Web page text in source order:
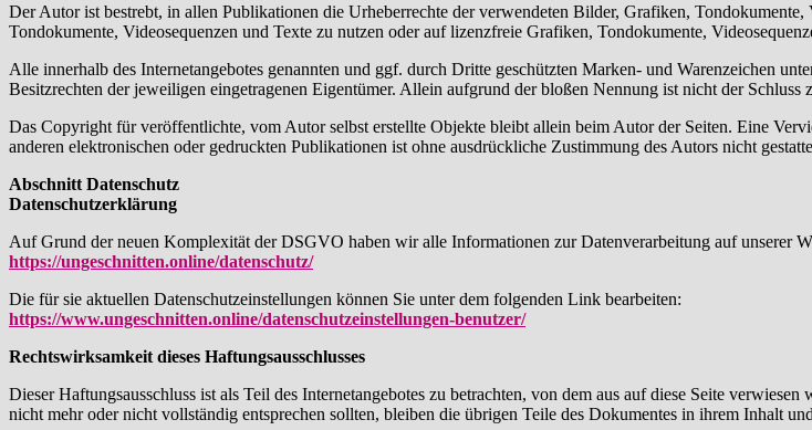
Der Autor ist bestrebt, in allen Publikationen die Urheberrechte der verwendeten Bilder, Grafiken,
Tondokumente, Videosequenzen und Texte zu nutzen oder auf lizenzfreie Grafiken, Tondokumente,
Alle innerhalb des Internetangebotes genannten und ggf. durch Dritte geschützten Marken- und Warenzeichen
Besitzrechten der jeweiligen eingetragenen Eigentümer. Allein aufgrund der bloßen Nennung ist nicht der
Das Copyright für veröffentlichte, vom Autor selbst erstellte Objekte bleibt allein beim Autor der Seiten. Eine
anderen elektronischen oder gedruckten Publikationen ist ohne ausdrückliche Zustimmung des Autors nicht
Abschnitt Datenschutz
Datenschutzerklärung
Auf Grund der neuen Komplexität der DSGVO haben wir alle Informationen zur Datenverarbeitung auf unserer
https://ungeschnitten.online/datenschutz/
Die für sie aktuellen Datenschutzeinstellungen können Sie unter dem folgenden Link bearbeiten:
https://www.ungeschnitten.online/datenschutzeinstellungen-benutzer/
Rechtswirksamkeit dieses Haftungsausschlusses
Dieser Haftungsausschluss ist als Teil des Internetangebotes zu betrachten, von dem aus auf diese Seite
nicht mehr oder nicht vollständig entsprechen sollten, bleiben die übrigen Teile des Dokumentes in ihrem Inhalt